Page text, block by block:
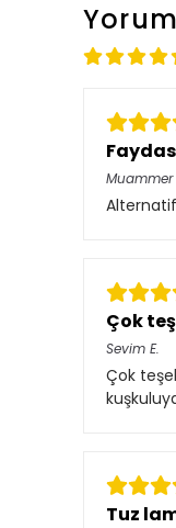
Muammer
Çok
Sevim E.
Çok
Tuz